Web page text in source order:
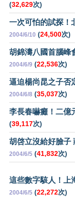
(32,629次)
一次可怕的試探！
2004/6/10 (24,500次)
胡錦濤八國首腦峰
2004/6/9 (22,536次)
逼迫楊尚昆之子否
2004/6/8 (35,037次)
李長春嚇癱！二億
(39,117次)
胡啓立沒給好臉子
2004/6/5 (41,832次)
這些數字駭人！上
2004/6/5 (22,272次)